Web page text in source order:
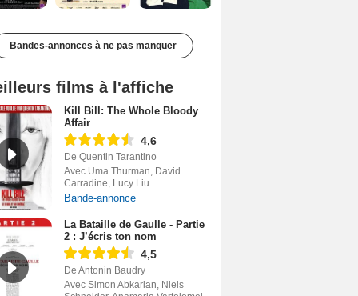
Bandes-annonces à ne pas manquer
films à l'affiche
Kill Bill: The Whole Bloody
Affair
4,6
De Quentin Tarantino
Avec Uma Thurman, David
Carradine, Lucy Liu
Bande-annonce
La Bataille de Gaulle - Partie
2 : J’écris ton nom
4,5
De Antonin Baudry
Avec Simon Abkarian, Niels